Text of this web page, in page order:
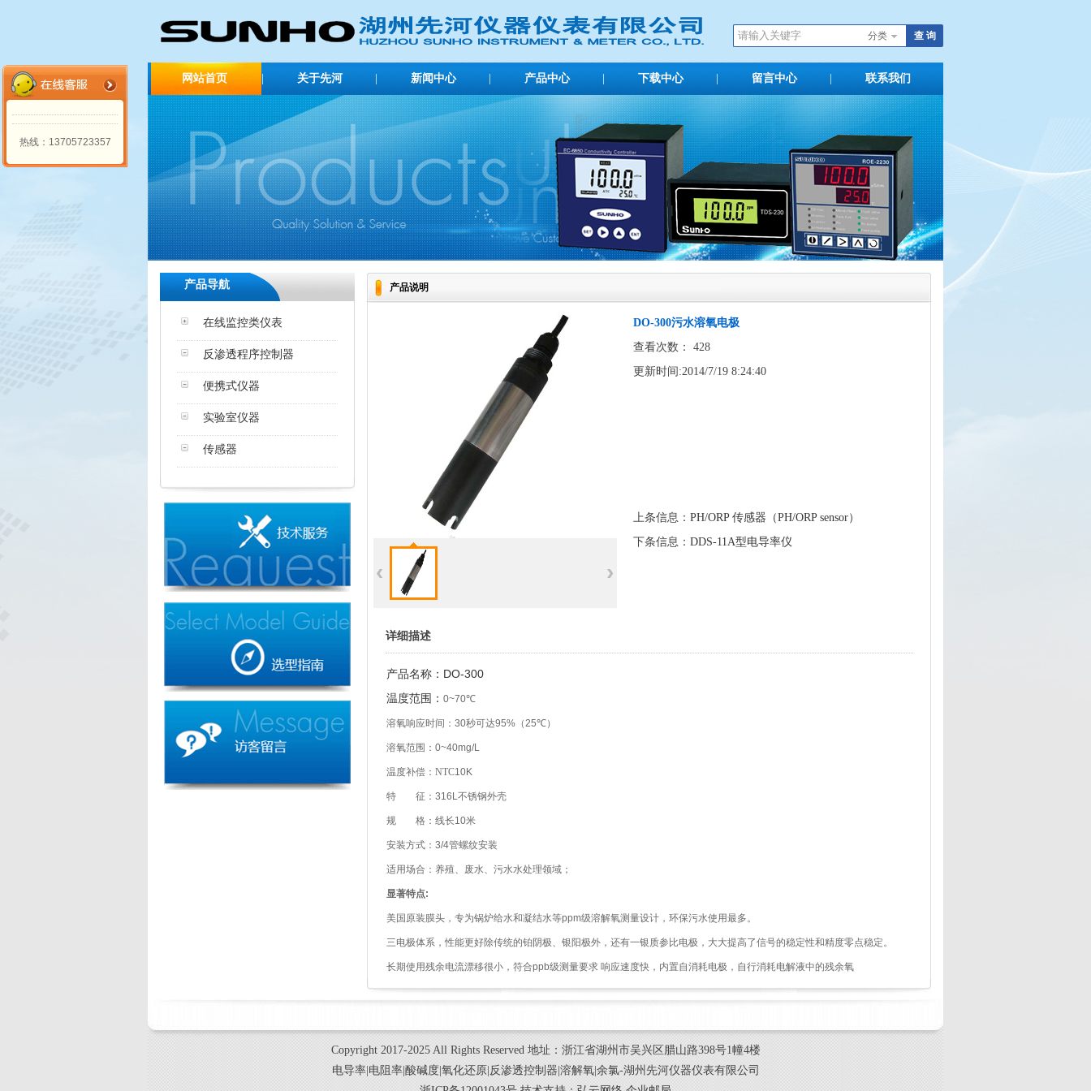
热线：13705723357
分类
网站首页 关于先河
企业简介
新闻中心
公司新闻
行业新闻
产品中心 下载中心 留言中心
发布留言
联系我们
产品导航
在线监控类仪表
反渗透程序控制器
便携式仪器
实验室仪器
传感器
产品说明
‹ ›
DO-300污水溶氧电极
查看次数： 428
更新时间:2014/7/19 8:24:40
上条信息： PH/ORP 传感器（PH/ORP sensor）
下条信息： DDS-11A型电导率仪
详细描述
产品名称：DO-300
温度范围： 0~70℃
溶氧响应时间： 30秒可达95%（25℃）
溶氧范围： 0~40mg/L
温度补偿：NTC10K
特 征： 316L不锈钢外壳
规 格：线长10米
安装方式： 3/4管螺纹安装
适用场合 ： 养殖、废水、污水水处理领域；
显著特点:
美国原装膜头，专为锅炉给水和凝结水等ppm级溶解氧测量设计，环保污水使用最多。
三电极体系，性能更好除传统的铂阴极、银阳极外，还有一银质参比电极，大大提高了信号的稳定性和精度零点稳定。
长期使用残余电流漂移很小，符合ppb级测量要求 响应速度快，内置自消耗电极，自行消耗电解液中的残余氧
Copyright 2017-2025 All Rights Reserved 地址：浙江省湖州市吴兴区腊山路398号1幢4楼
电导率|电阻率|酸碱度|氧化还原|反渗透控制器|溶解氧|余氯-湖州先河仪器仪表有限公司